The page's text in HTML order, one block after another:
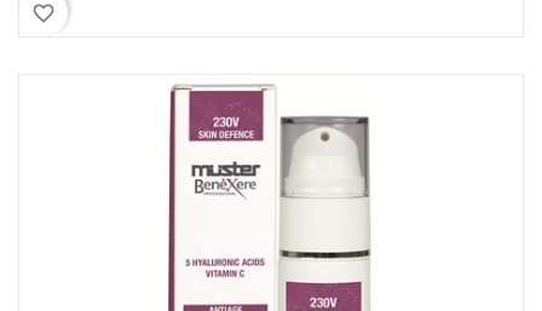
favorite_border